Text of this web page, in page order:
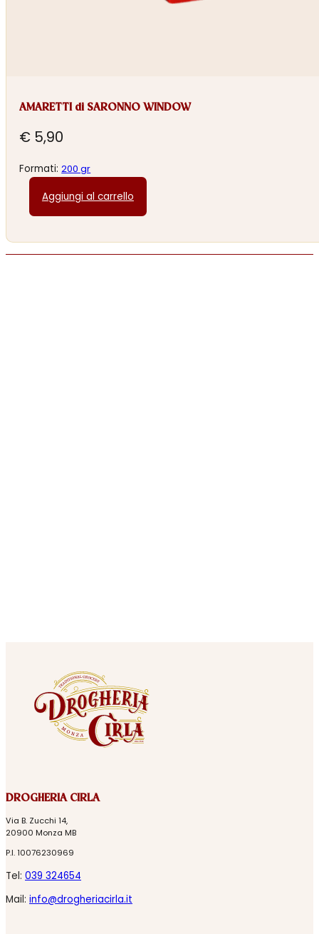
AMARETTI di SARONNO WINDOW
€ 5,90
Formati:200 gr
Aggiungi al carrello
DROGHERIA CIRLA
Via B. Zucchi 14,
20900 Monza MB
P.I. 10076230969
Tel: 039 324654
Mail: info@drogheriacirla.it